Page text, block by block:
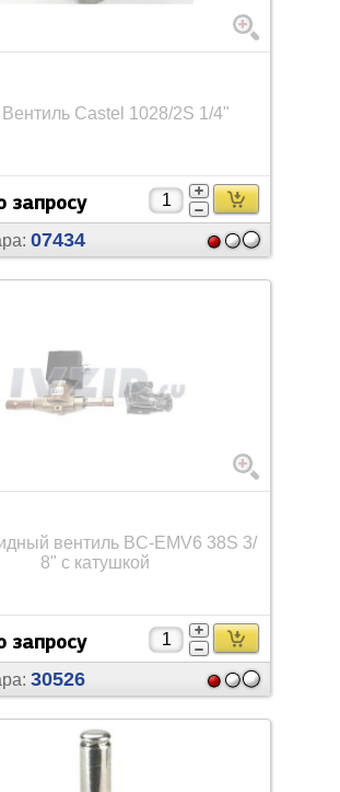
Castel 1028/2S 1/4"
запросу
07434
вентиль BC-EMV6 38S 3/
8" с катушкой
запросу
30526